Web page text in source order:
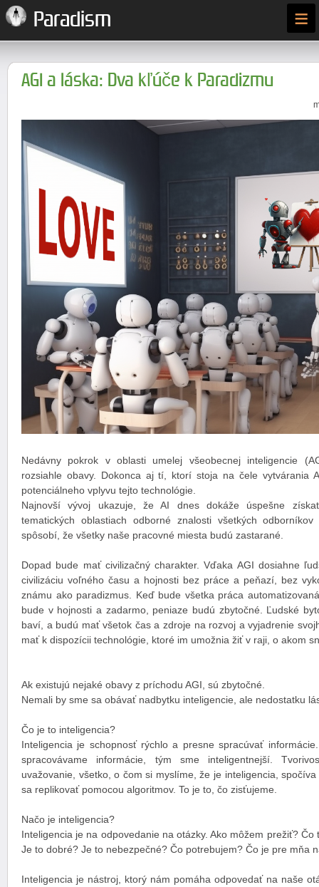
Paradism ≡
AGI a láska: Dva kľúče k Paradizmu
Nedávny pokrok v oblasti umelej všeobecnej inteligencie
rozsiahle obavy. Dokonca aj tí, ktorí stoja na čele vytvárania
potenciálneho vplyvu tejto technológie.
Najnovší vývoj ukazuje, že AI dnes dokáže úspešne
tematických oblastiach odborné znalosti všetkých
spôsobí, že všetky naše pracovné miesta budú zastarané.
Dopad bude mať civilizačný charakter. Vďaka AGI dosiahne
civilizáciu voľného času a hojnosti bez práce a peňazí, bez
známu ako paradizmus. Keď bude všetka práca
bude v hojnosti a zadarmo, peniaze budú zbytočné. Ľudské
baví, a budú mať všetok čas a zdroje na rozvoj a vyjadrenie
mať k dispozícii technológie, ktoré im umožnia žiť v raji, o akom
Ak existujú nejaké obavy z príchodu AGI, sú zbytočné.
Nemali by sme sa obávať nadbytku inteligencie, ale nedostatku
Čo je to inteligencia?
Inteligencia je schopnosť rýchlo a presne spracúvať
spracovávame informácie, tým sme inteligentnejší.
uvažovanie, všetko, o čom si myslíme, že je inteligencia,
sa replikovať pomocou algoritmov. To je to, čo zisťujeme.
Načo je inteligencia?
Inteligencia je na odpovedanie na otázky. Ako môžem prežiť?
Je to dobré? Je to nebezpečné? Čo potrebujem? Čo je pre mňa
Inteligencia je nástroj, ktorý nám pomáha odpovedať na naše